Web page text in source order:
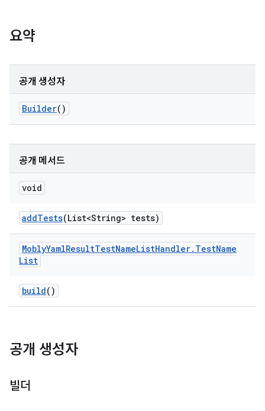
요약
공개 생성자
Builder()
공개 메서드
void
addTests(List<String> tests)
MoblyYamlResultTestNameListHandler. TestName
List
build()
공개 생성자
빌더